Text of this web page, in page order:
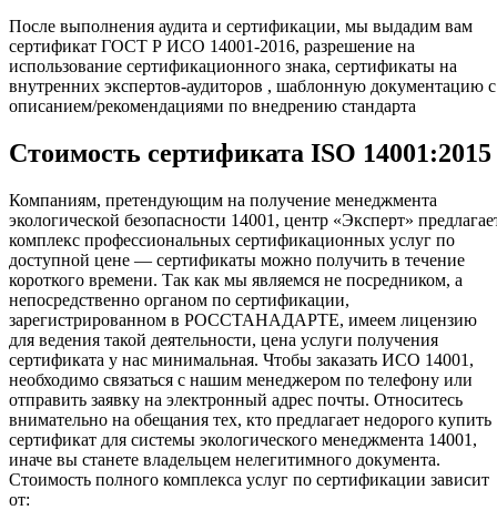
После выполнения аудита и сертификации, мы выдадим вам
сертификат ГОСТ Р ИСО 14001-2016, разрешение на
использование сертификационного знака, сертификаты на
внутренних экспертов-аудиторов , шаблонную документацию с
описанием/рекомендациями по внедрению стандарта
Стоимость сертификата ISO 14001:2015
Компаниям, претендующим на получение менеджмента
экологической безопасности 14001, центр «Эксперт»
комплекс профессиональных сертификационных услуг по
доступной цене — сертификаты можно получить в течение
короткого времени. Так как мы являемся не посредником, а
непосредственно органом по сертификации,
зарегистрированном в РОССТАНАДАРТЕ, имеем лицензию
для ведения такой деятельности, цена услуги получения
сертификата у нас минимальная. Чтобы заказать ИСО 14001,
необходимо связаться с нашим менеджером по телефону или
отправить заявку на электронный адрес почты. Относитесь
внимательно на обещания тех, кто предлагает недорого купить
сертификат для системы экологического менеджмента 14001,
иначе вы станете владельцем нелегитимного документа.
Стоимость полного комплекса услуг по сертификации зависит
от: